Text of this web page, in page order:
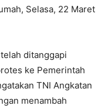
Selasa, 22 Maret
ditanggapi
ke Pemerintah
TNI Angkatan
menambah